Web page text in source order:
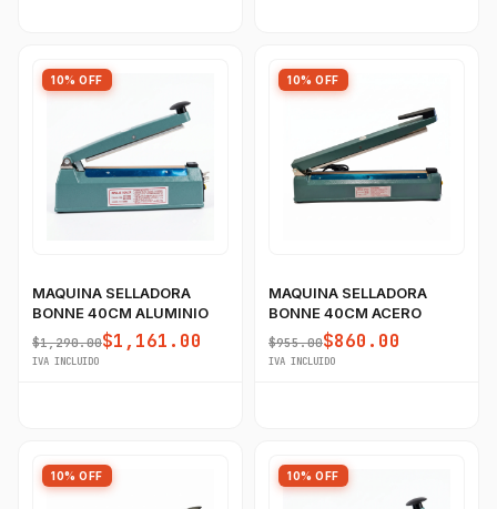
10% OFF
MAQUINA SELLADORA
BONNE 40CM ALUMINIO
$1,290.00$1,161.00
IVA INCLUIDO
10% OFF
MAQUINA SELLADORA
BONNE 40CM ACERO
$955.00$860.00
IVA INCLUIDO
10% OFF 10% OFF